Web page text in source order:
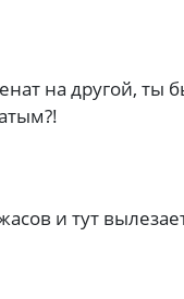
на другой, ты
и тут